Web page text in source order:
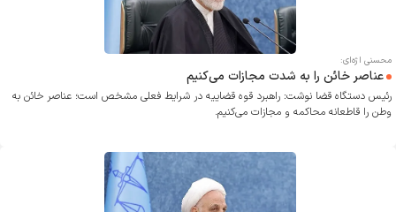
محسنی اژه‌ای:
عناصر خائن را به شدت مجازات می‌کنیم
رئیس دستگاه قضا نوشت: راهبرد قوه قضاییه در شرایط فعلی مشخص است؛ عناصر خائن به
وطن را قاطعانه محاکمه و مجازات می‌کنیم.